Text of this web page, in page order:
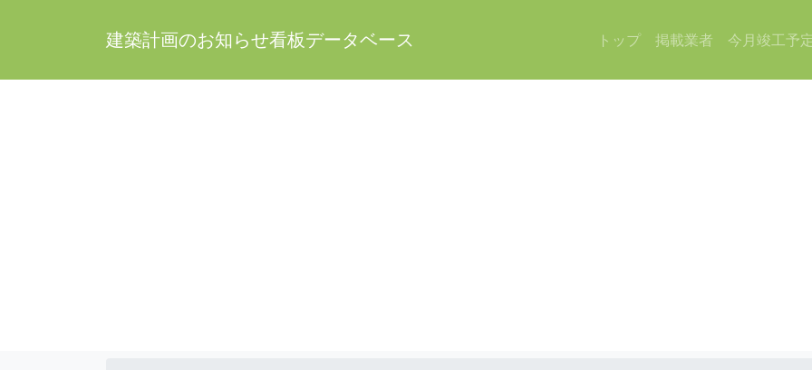
建築計画のお知らせ看板データベース トップ 掲載業者 今月竣工予